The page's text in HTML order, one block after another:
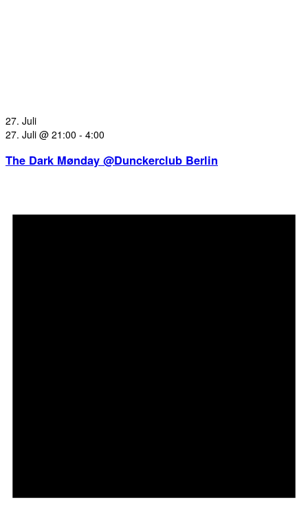
27. Juli
27. Juli @ 21:00 - 4:00
The Dark Mønday @Dunckerclub Berlin